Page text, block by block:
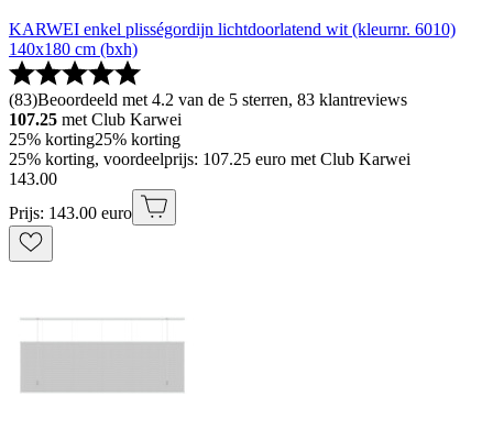
KARWEI enkel plisségordijn lichtdoorlatend wit (kleurnr. 6010)
140x180 cm (bxh)
(83)Beoordeeld met 4.2 van de 5 sterren, 83 klantreviews
107.25 met Club Karwei
25% korting25% korting
25% korting, voordeelprijs: 107.25 euro met Club Karwei
143.00
Prijs: 143.00 euro